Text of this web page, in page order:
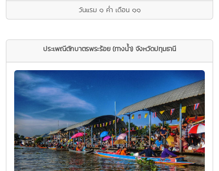
วันแรม ๑ คํ่า เดือน ๑๑
ประเพณีตักบาตรพระร้อย (ทางนํ้า) จังหวัดปทุมธานี